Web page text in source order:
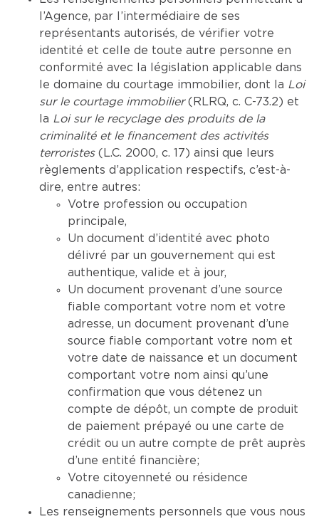
l’Agence, par l’intermédiaire de ses
représentants autorisés, de vérifier votre
identité et celle de toute autre personne en
conformité avec la législation applicable dans
le domaine du courtage immobilier, dont la Loi
sur le courtage immobilier(RLRQ, c. C-73.2) et
la Loi sur le recyclage des produits de la
criminalité et le financement des activités
terroristes(L.C. 2000, c. 17) ainsi que leurs
règlements d’application respectifs, c’est-à-
dire, entre autres:
Votre profession ou occupation
principale,
Un document d’identité avec photo
délivré par un gouvernement qui est
authentique, valide et à jour,
Un document provenant d’une source
fiable comportant votre nom et votre
adresse, un document provenant d’une
source fiable comportant votre nom et
votre date de naissance et un document
comportant votre nom ainsi qu’une
confirmation que vous détenez un
compte de dépôt, un compte de produit
de paiement prépayé ou une carte de
crédit ou un autre compte de prêt auprès
d’une entité financière;
Votre citoyenneté ou résidence
canadienne;
Les renseignements personnels que vous nous